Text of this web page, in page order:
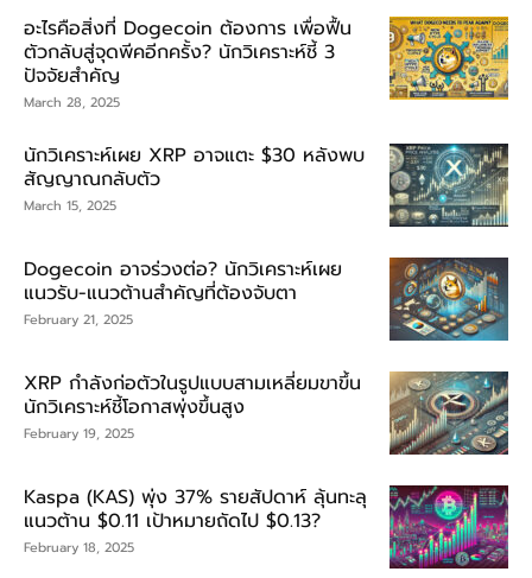
อะไรคือสิ่งที่ Dogecoin ต้องการ เพื่อฟื้น
ตัวกลับสู่จุดพีคอีกครั้ง? นักวิเคราะห์ชี้ 3
ปัจจัยสำคัญ
March 28, 2025
นักวิเคราะห์เผย XRP อาจแตะ $30 หลังพบ
สัญญาณกลับตัว
March 15, 2025
Dogecoin อาจร่วงต่อ? นักวิเคราะห์เผย
แนวรับ-แนวต้านสำคัญที่ต้องจับตา
February 21, 2025
XRP กำลังก่อตัวในรูปแบบสามเหลี่ยมขาขึ้น
นักวิเคราะห์ชี้โอกาสพุ่งขึ้นสูง
February 19, 2025
Kaspa (KAS) พุ่ง 37% รายสัปดาห์ ลุ้นทะลุ
แนวต้าน $0.11 เป้าหมายถัดไป $0.13?
February 18, 2025